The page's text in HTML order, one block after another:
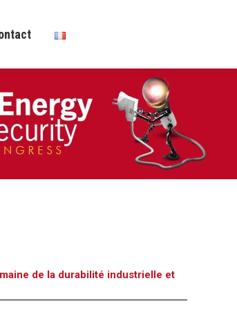
de la durabilité industrielle et